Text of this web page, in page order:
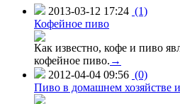
2013-03-12 17:24 (1)
Кофейное пиво
Как известно, кофе и пиво
кофейное пиво. →
2012-04-04 09:56 (0)
Пиво в домашнем хозяйстве